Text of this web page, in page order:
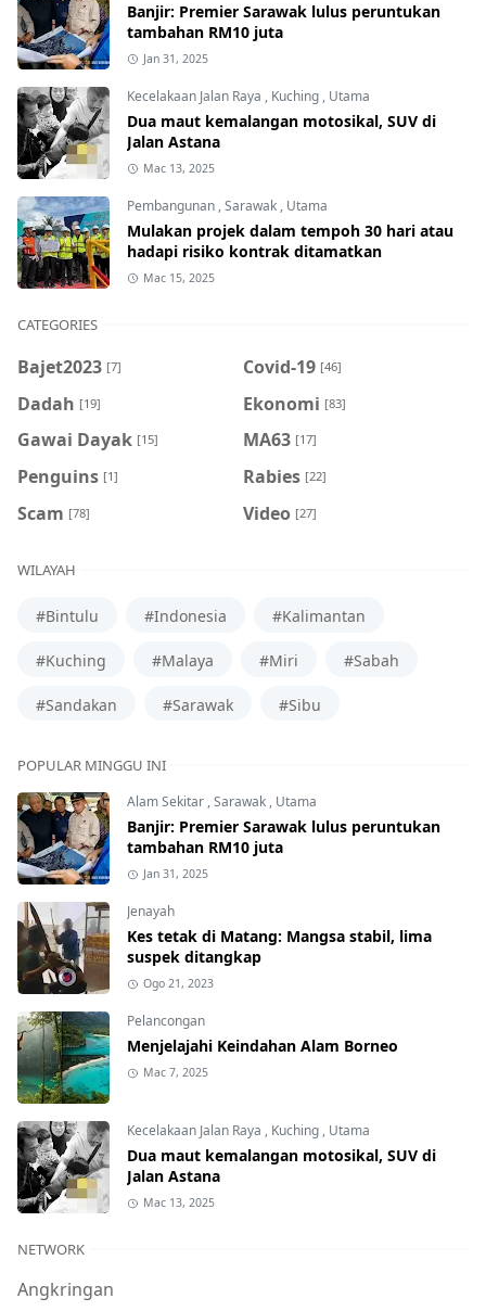
Banjir: Premier Sarawak lulus peruntukan
tambahan RM10 juta
Jan 31, 2025
Kecelakaan Jalan Raya , Kuching , Utama
Dua maut kemalangan motosikal, SUV di
Jalan Astana
Mac 13, 2025
Pembangunan ,Sarawak , Utama
Mulakan projek dalam tempoh 30 hari atau
hadapi risiko kontrak ditamatkan
Mac 15, 2025
CATEGORIES
Bajet2023 [7] Covid-19 [46]
Dadah [19] Ekonomi [83]
Gawai Dayak [15] MA63 [17]
Penguins [1] Rabies [22]
Scam [78] Video [27]
WILAYAH
#Bintulu #Indonesia #Kalimantan
#Kuching #Malaya #Miri #Sabah
#Sandakan #Sarawak #Sibu
POPULAR MINGGU INI
Alam Sekitar,Sarawak, Utama
Banjir: Premier Sarawak lulus peruntukan
tambahan RM10 juta
Jan 31, 2025
Jenayah
Kes tetak di Matang: Mangsa stabil, lima
suspek ditangkap
Ogo 21, 2023
Pelancongan
Menjelajahi Keindahan Alam Borneo
Mac 7, 2025
Kecelakaan Jalan Raya , Kuching, Utama
Dua maut kemalangan motosikal, SUV di
Jalan Astana
Mac 13, 2025
NETWORK
Angkringan